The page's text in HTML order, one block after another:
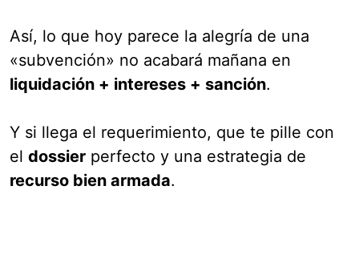
Así, lo que hoy parece la alegría de una
«subvención» no acabará mañana en
liquidación + intereses + sanción.
Y si llega el requerimiento, que te pille con
el dossier perfecto y una estrategia de
recurso bien armada.